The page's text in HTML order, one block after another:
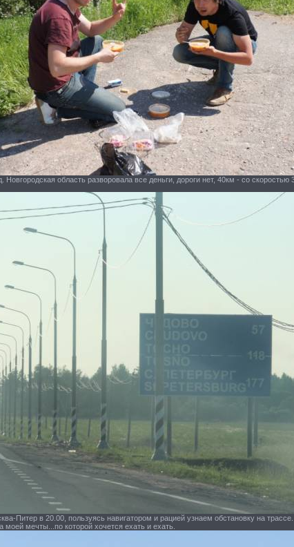
Новгородская область разворовала все деньги, дороги нет, 40км - со
Питер в 20.00, пользуясь навигатором и рацией узнаем обстановку на
моей мечты...по которой хочется ехать и ехать.